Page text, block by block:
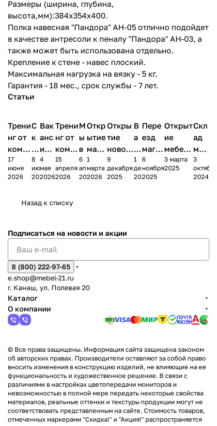
Размеры (ширина, глубина,
высота,мм):384x354x400.
Полка навесная "Пандора" АН-05 отлично подойдет
в качестве антресоли к пеналу "Пандора" АН-03, а
также может быть использована отдельно.
Крепление к стене - навес плоский.
Максимальная нагрузка на вязку - 5 кг.
Гарантия - 18 мес., срок службы - 7 лет.
Статьи
Трени
нг от
комп
ании
Мело
17
июня
2026
С
к
и
д
к
2
8
июня
2026
Вак
анс
ия в
Чеб
окс
4
мая
2026
Трени
нг от
комп
ании
Мело
15
апреля
2026
М
ы
в
М
А
6
апреля
2026
Откр
ытие
мага
зина
в
1
марта
2026
Откры
тие
новог
о
магаз
9
декабря
2025
В
а
к
а
н
1
декабря
2025
Пере
езд
магаз
ина в
г.
6
ноября
2025
Открыт
ие
мебель
ного
салона
3 марта
2025
Скл
ад
меб
ели
пер
3
2024
Назад к списку
Подписаться на новости и акции
8 (800) 222-97-65
e.shop@mebel-21.ru
г. Канаш, ул. Полевая 20
Каталог
О компании
© Все права защищены. Информация сайта защищена законом
об авторских правах. Производители оставляют за собой право
вносить изменения в конструкцию изделий, не влияющие на ее
функциональность и художественное решение. В связи с
различиями в настройках цветопередачи мониторов и
невозможностью в полной мере передать некоторые свойства
материалов, реальные оттенки и текстуры продукции могут не
соответствовать представленным на сайте. Стоимость товаров,
отмеченных маркерами "Скидка!" и "Акция!" распространяется